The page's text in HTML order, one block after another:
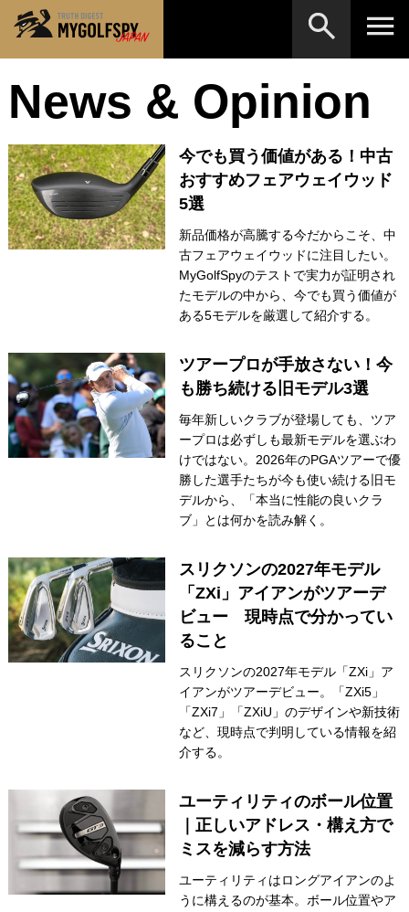
News & Opinion
今でも買う価値がある！中古
おすすめフェアウェイウッド
5選
新品価格が高騰する今だからこそ、中
古フェアウェイウッドに注目したい。
MyGolfSpyのテストで実力が証明され
たモデルの中から、今でも買う価値が
ある5モデルを厳選して紹介する。
ツアープロが手放さない！今
も勝ち続ける旧モデル3選
毎年新しいクラブが登場しても、ツア
ープロは必ずしも最新モデルを選ぶわ
けではない。2026年のPGAツアーで優
勝した選手たちが今も使い続ける旧モ
デルから、「本当に性能の良いクラ
ブ」とは何かを読み解く。
スリクソンの2027年モデル
「ZXi」アイアンがツアーデ
ビュー 現時点で分かってい
ること
スリクソンの2027年モデル「ZXi」ア
イアンがツアーデビュー。「ZXi5」
「ZXi7」「ZXiU」のデザインや新技術
など、現時点で判明している情報を紹
介する。
ユーティリティのボール位置
｜正しいアドレス・構え方で
ミスを減らす方法
ユーティリティはロングアイアンのよ
うに構えるのが基本。ボール位置やア
MOST WANTED テストランキング
HOW TO ゴルフ上達・実践テクニック
LAB テスト・データ検証
Golf News ゴルフニュース
FAIRWAY WOODS フェアウェイウッド
HYBRIDS ハイブリッド
IRONS アイアン
OTHER その他
Editor’s Picks 編集部のおすすめ
Our Team 私たちのチーム
私たちの使命
MyGolfSpyJapanとは？
※メーカー名やクラブ名など、検索したい事柄を入
力してください。